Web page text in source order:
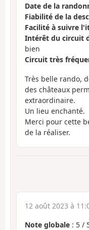
Date de la
Fiabilité de la
Facilité à suivre
Intérêt du circuit
bien
Circuit très
Très belle rando,
des châteaux
extraordinaire.
Un lieu enchanté.
Merci pour cette
de la réaliser.
12 août 2023 à
Note globale : 5 /